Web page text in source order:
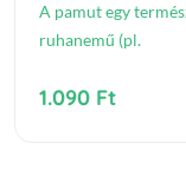
A pamut egy
ruhanemű (pl.
1.090 Ft